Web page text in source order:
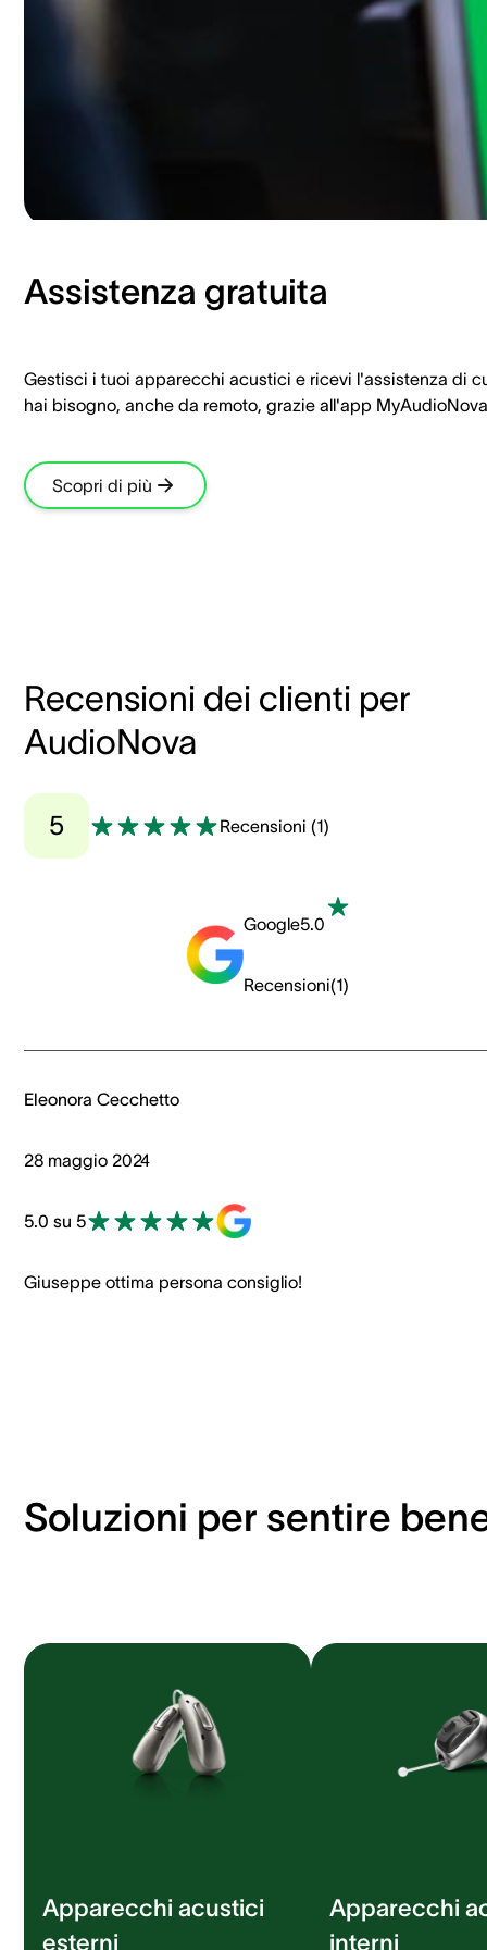
Assistenza gratuita
Gestisci i tuoi apparecchi acustici e ricevi l'assistenza di
hai bisogno, anche da remoto, grazie all'app
Scopri di più
Recensioni dei clienti per
AudioNova
5 Recensioni (1)
Google5.0
Recensioni(1)
Eleonora Cecchetto
28 maggio 2024
5.0 su 5
Giuseppe ottima persona consiglio!
Soluzioni per sentire
Apparecchi acustici
esterni
Apparecchi
interni